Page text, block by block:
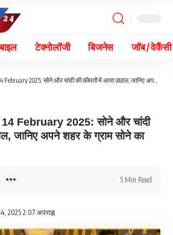
टेक्नोलॉजी बिजनेस जॉब / वेकैंसी
2025: सोने और चांदी की कीमतों में आया उछाल, जानिए अपने शहर के ग्राम सोने का लेटेस्ट रेट
February 2025: सोने और चांदी
जानिए अपने शहर के ग्राम सोने का
2025 2:07 अपराह्न
5 Min Read